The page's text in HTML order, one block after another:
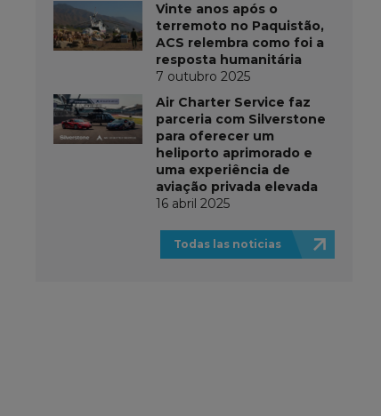
Vinte anos após o
terremoto no Paquistão,
ACS relembra como foi a
resposta humanitária
7 outubro 2025
Air Charter Service faz
parceria com Silverstone
para oferecer um
heliporto aprimorado e
uma experiência de
aviação privada elevada
16 abril 2025
Todas las noticias